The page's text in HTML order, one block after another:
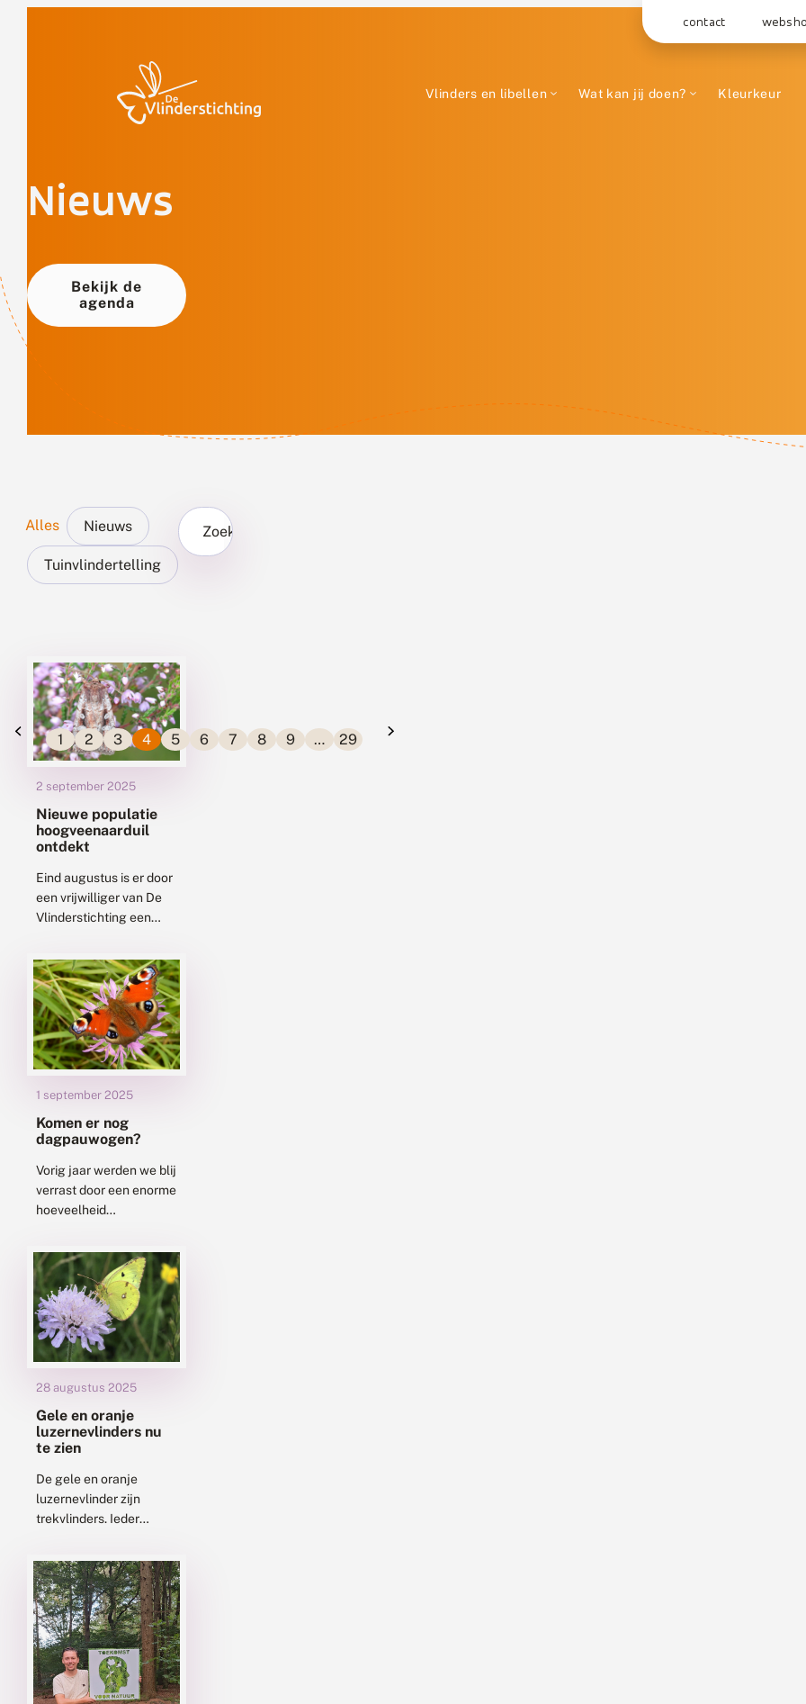
contact
Vlinders en libellen Wat kan jij doen? Kleurkeur
Nieuws
Bekijk de
agenda
Alles Nieuws
Tuinvlindertelling
Zoek...
2 september 2025
Nieuwe populatie
hoogveenaarduil
ontdekt
Eind augustus is er door
een vrijwilliger van De
Vlinderstichting een
gedaan. In één
vangnacht werden op
een locatie in het oosten
van...
1 september 2025
Komen er nog
dagpauwogen?
Vorig jaar werden we blij
verrast door een enorme
hoeveelheid
augustus en begin
september aanwezig
waren. De
zomergeneratie in juli
was dit...
28 augustus 2025
Gele en oranje
luzernevlinders nu
te zien
De gele en oranje
luzernevlinder zijn
trekvlinders. Ieder
vlinders vanuit het
zuiden ons land binnen
en planten zich hier
voort. In de...
1 2 3 4 5 6 7 8 9 … 29